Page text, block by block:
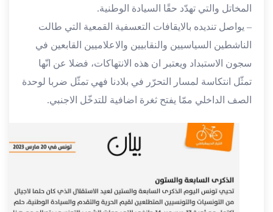
المخاتل والتي تهدّد حقًا السيادة الوطنية.
– يواصل تنديده بالايقافات التعسفية القمعية التي طالت
الناشطين السياسيين والنقابيين والاعلاميين القابعين في
سجون الاستبداد ويعتبر ان هذه الانتهاكات، فضلا عن انّها
تمثّل انتكاسة لمسار التحرّر في بلادنا فهي تمثّل ضربا لوحدة
الصف الداخلي ممّا يفتح ثغرة اضافية للتدخّل الاجنبي.